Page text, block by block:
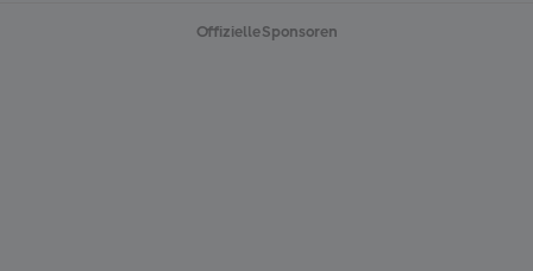
Offizielle Sponsoren